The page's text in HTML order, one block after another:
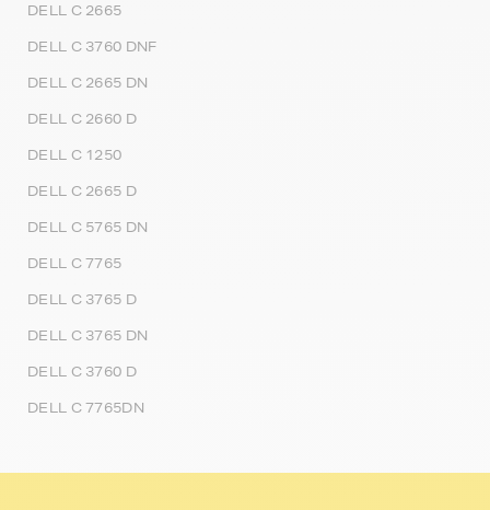
DELL C 2665
DELL C 3760 DNF
DELL C 2665 DN
DELL C 2660 D
DELL C 1250
DELL C 2665 D
DELL C 5765 DN
DELL C 7765
DELL C 3765 D
DELL C 3765 DN
DELL C 3760 D
DELL C 7765DN